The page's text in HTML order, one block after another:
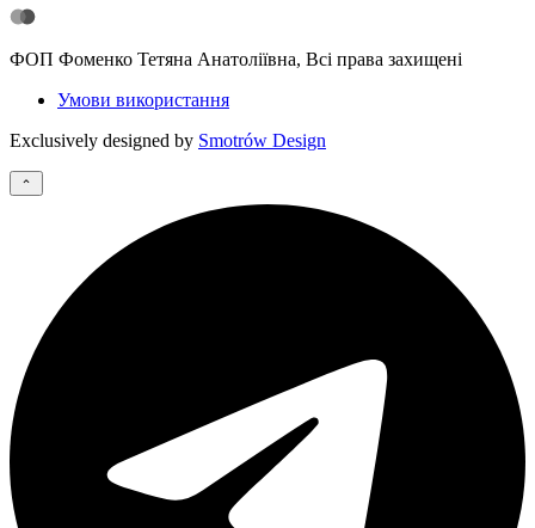
ФОП Фоменко Тетяна Анатоліївна, Всі права захищені
Умови використання
Exclusively designed by Smotrów Design